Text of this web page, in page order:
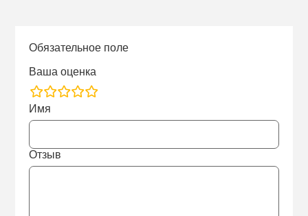
Обязательное поле
Ваша оценка
rating
fields
Имя
Отзыв